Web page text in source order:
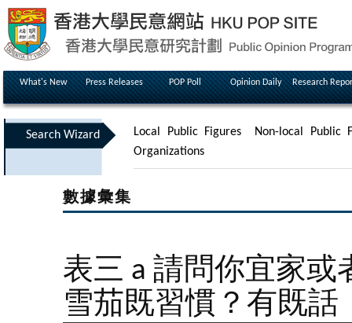
What's New Press Releases POP Poll Opinion Daily Research
Search Wizard Local Public Figures
Non-local Public
Organizations
數據彙集
表三 a 請問你宜家
雪茄既習慣？有既話